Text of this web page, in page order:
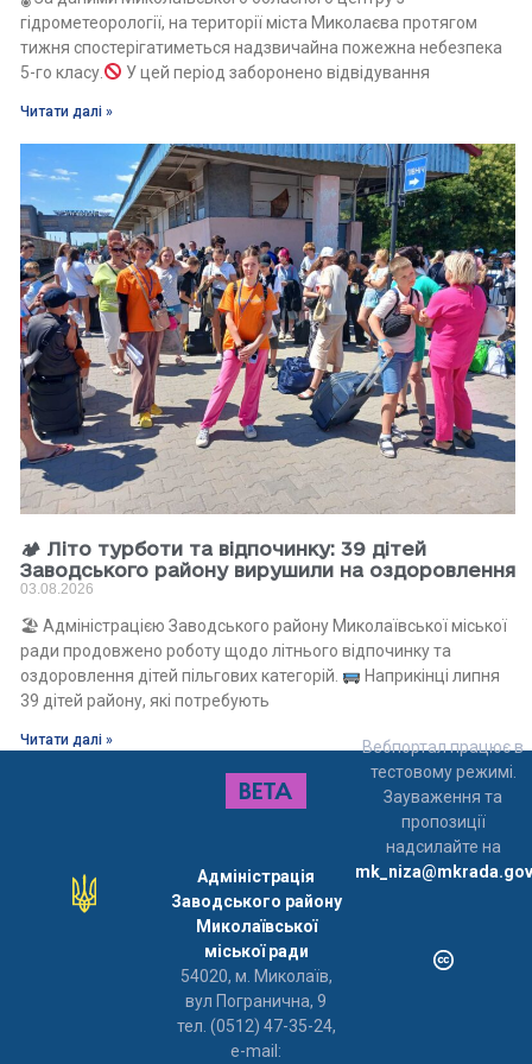
гідрометеорології, на території міста Миколаєва протягом
тижня спостерігатиметься надзвичайна пожежна небезпека
5-го класу.
У цей період заборонено відвідування
Читати далі »
🏕 Літо турботи та відпочинку: 39 дітей
Заводського району вирушили на оздоровлення
03.08.2026
🏖 Адміністрацією Заводського району Миколаївської міської
ради продовжено роботу щодо літнього відпочинку та
оздоровлення дітей пільгових категорій.
Наприкінці липня
39 дітей району, які потребують
Читати далі »
Адміністрація
Заводського району
Миколаївської
міської ради
54020, м. Миколаїв,
вул Погранична, 9
тел. (0512) 47-35-24,
e-mail:
Вебпортал працює в
тестовому режимі.
Зауваження та
пропозиції
надсилайте на